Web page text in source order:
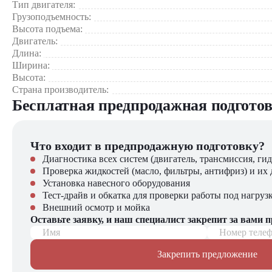
Порты и терминалы
Почему стоит выбрать Balkancar ДВ1794.30.224S?
Дизельный вилочный погрузчик Balkancar
Надежность и устойчивость к нагрузкам обеспечивают
Оптимальный баланс мощности и экономичности
Комфорт оператора и безопасность при работе
Универсальность применения в различных сферах
Компания "ЦТО" – официальный дилер техники Balkancar,
погрузчиков, малой складской техники, навесного
Тип двигателя:
Грузоподъемность:
Высота подъема:
Двигатель:
Длина:
Ширина:
Высота:
Страна производитель:
Бесплатная предпродажная
Что входит в предпродажную подготовку?
Диагностика всех систем (двигатель, трансмиссия,
Проверка жидкостей (масло, фильтры, антифриз) и их
Установка навесного оборудования
Тест-драйв и обкатка для проверки работы под
Внешний осмотр и мойка
Оставьте заявку, и наш специалист закрепит за вами
Имя
Номер
Закрепить предложение